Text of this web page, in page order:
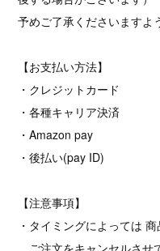
予めご了承くださいますよ
【お支払い方法】
・クレジットカード
・各種キャリア決済
・Amazon pay
・後払い(pay ID)
【注意事項】
・タイミングによっては